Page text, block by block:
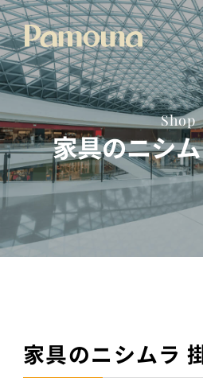
Shop
家具のニシ
家具のニシムラ